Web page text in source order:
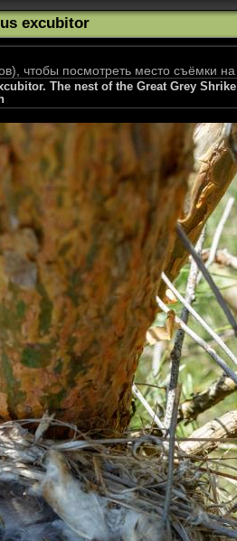
excubitor
чтобы посмотреть место съёмки на
The nest of the Great Grey